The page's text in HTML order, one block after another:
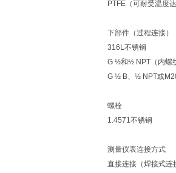
PTFE（可耐受温度
下部件（过程连接）
316L不锈钢
G ½和½ NPT（内螺
G ½ B、½ NPT或
螺栓
1.4571不锈钢
测量仪表连接方式
直接连接（焊接式连